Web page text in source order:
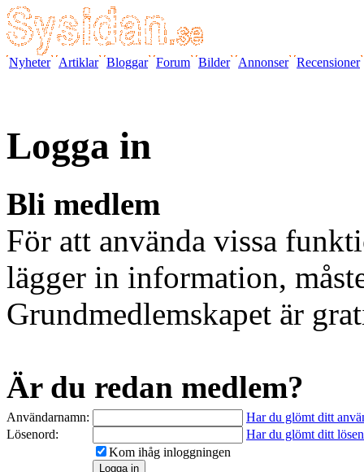
Nyheter Artiklar Bloggar Forum Bilder Annonser Recensioner
Logga in
Bli medlem
För att använda vissa
lägger in information,
Grundmedlemskapet är
Är du redan medlem?
Användarnamn:
Har du glömt ditt
Lösenord:
Har du glömt ditt
Kom ihåg inloggningen